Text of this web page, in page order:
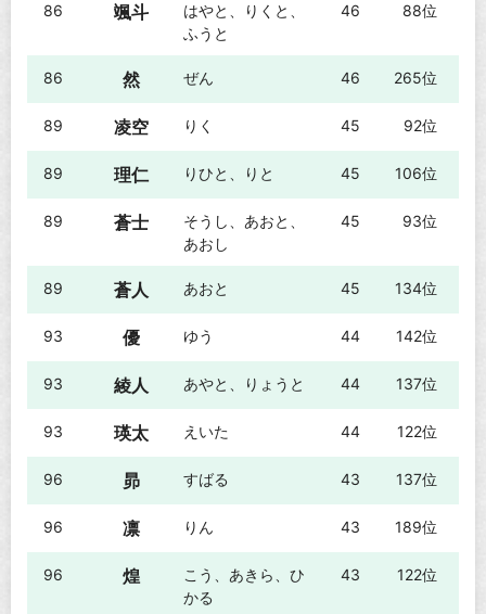
86 颯斗
はやと、りくと、
ふうと
46 88位
86 然 ぜん 46 265位
89 凌空 りく 45 92位
89 理仁 りひと、りと 45 106位
89 蒼士
そうし、あおと、
あおし
45 93位
89 蒼人 あおと 45 134位
93 優 ゆう 44 142位
93 綾人 あやと、りょうと 44 137位
93 瑛太 えいた 44 122位
96 昴 すばる 43 137位
96 凛 りん 43 189位
96 煌
こう、あきら、ひ
かる
43 122位